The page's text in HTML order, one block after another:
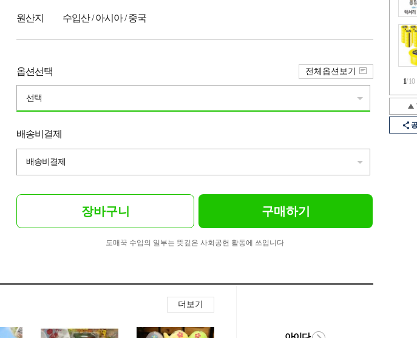
1/10
원산지 수입산 / 아시아 / 중국
옵션선택
선택
전체옵션보기
배송비결제
배송비결제
장바구니 구매하기
도매꾹 수입의 일부는 뜻깊은 사회공헌 활동에 쓰입니다
더보기